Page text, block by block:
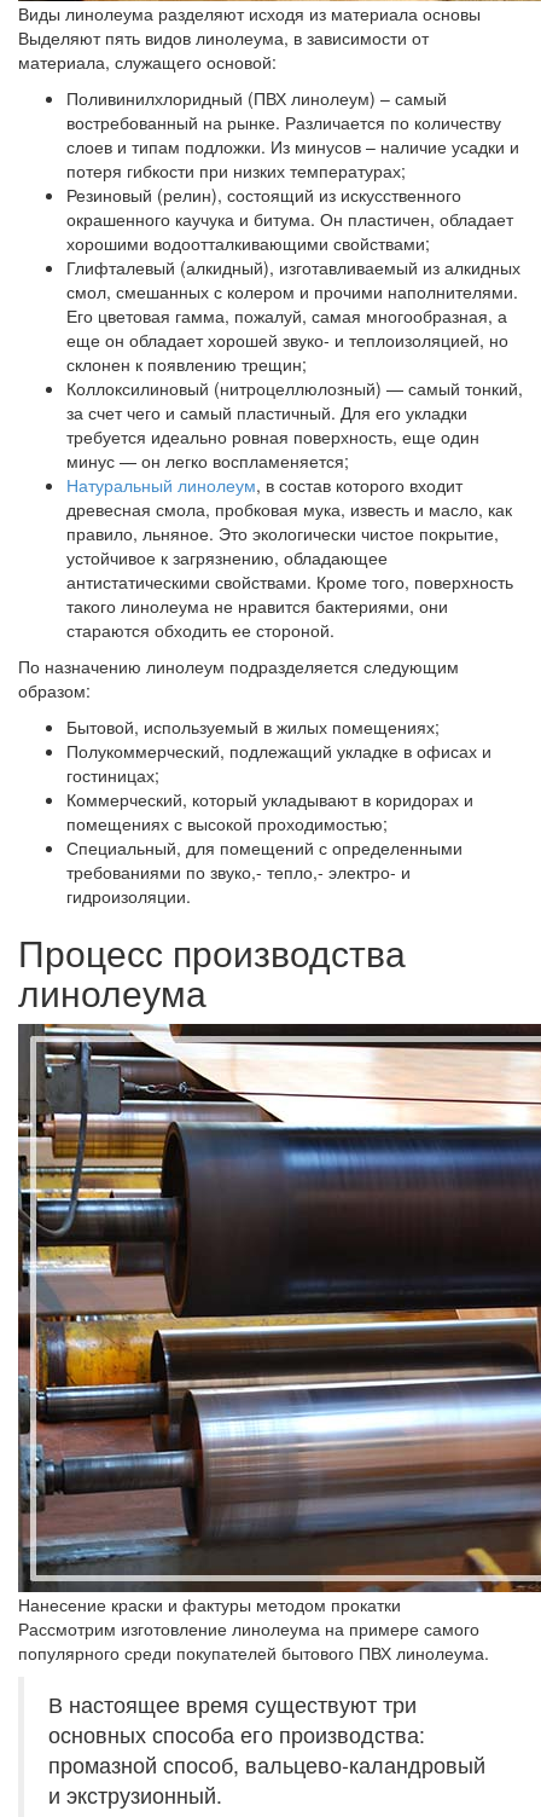
Виды линолеума разделяют исходя из материала основы
Выделяют пять видов линолеума, в зависимости от
материала, служащего основой:
Поливинилхлоридный (ПВХ линолеум) – самый
востребованный на рынке. Различается по количеству
слоев и типам подложки. Из минусов – наличие усадки и
потеря гибкости при низких температурах;
Резиновый (релин), состоящий из искусственного
окрашенного каучука и битума. Он пластичен, обладает
хорошими водоотталкивающими свойствами;
Глифталевый (алкидный), изготавливаемый из алкидных
смол, смешанных с колером и прочими наполнителями.
Его цветовая гамма, пожалуй, самая многообразная, а
еще он обладает хорошей звуко- и теплоизоляцией, но
склонен к появлению трещин;
Коллоксилиновый (нитроцеллюлозный) — самый тонкий,
за счет чего и самый пластичный. Для его укладки
требуется идеально ровная поверхность, еще один
минус — он легко воспламеняется;
Натуральный линолеум, в состав которого входит
древесная смола, пробковая мука, известь и масло, как
правило, льняное. Это экологически чистое покрытие,
устойчивое к загрязнению, обладающее
антистатическими свойствами. Кроме того, поверхность
такого линолеума не нравится бактериями, они
стараются обходить ее стороной.
По назначению линолеум подразделяется следующим
образом:
Бытовой, используемый в жилых помещениях;
Полукоммерческий, подлежащий укладке в офисах и
гостиницах;
Коммерческий, который укладывают в коридорах и
помещениях с высокой проходимостью;
Специальный, для помещений с определенными
требованиями по звуко,- тепло,- электро- и
гидроизоляции.
Процесс производства
линолеума
Нанесение краски и фактуры методом прокатки
Рассмотрим изготовление линолеума на примере самого
популярного среди покупателей бытового ПВХ линолеума.
В настоящее время существуют три
основных способа его производства:
промазной способ, вальцево-каландровый
и экструзионный.